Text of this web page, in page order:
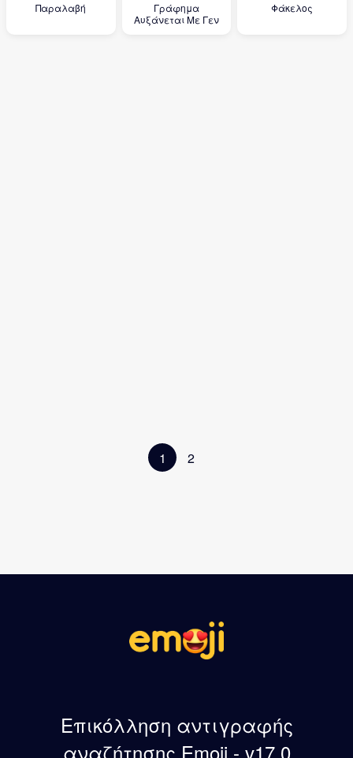
Παραλαβή
Γράφημα
Αυξάνεται Με Γεν
Φάκελος
1 2
Επικόλληση αντιγραφής
αναζήτησης Emoji - v17.0